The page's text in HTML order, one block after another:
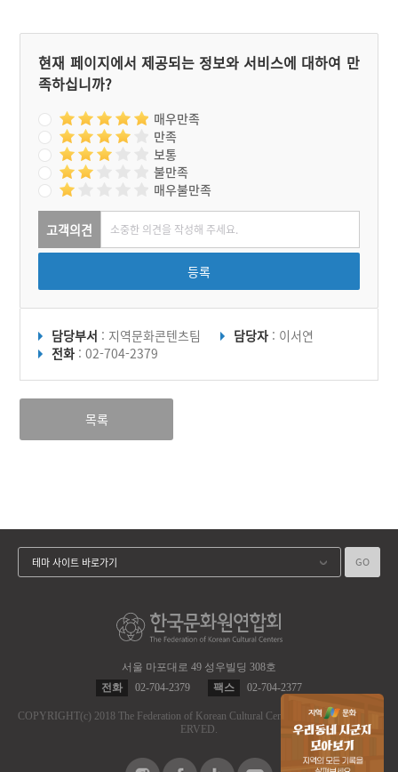
현재 페이지에서 제공되는 정보와 서비스에 대하여 만
족하십니까?
매우만족
만족
보통
불만족
매우불만족
고객의견
등록
담당부서 : 지역문화콘텐츠팀 담당자 : 이서연
전화 : 02-704-2379
목록
서울 마포대로 49 성우빌딩 308호
전화
02-704-2379 팩스 02-704-2377
COPYRIGHT(c) 2018 The Federation of Korean Cultural Centers.
ALL RIGHT RES
ERVED.
테마 사이트 바로가기 GO